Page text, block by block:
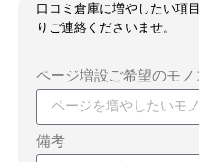
口コミ倉庫に増やしたい項
りご連絡くださいませ。
ページ増設ご希望のモノ
備考